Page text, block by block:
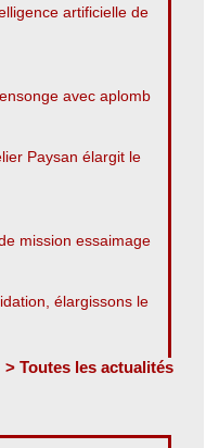
artificielle de
avec aplomb
Paysan élargit le
mission essaimage
élargissons le
> Toutes les actualités